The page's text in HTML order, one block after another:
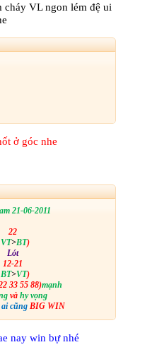
Mắn Thắng Đậm!
VL ngon lém đệ ui
ở góc nhe
21-06-2011
22
VT>BT)
Lót
12-21
BT>VT)
33 55 88)mạnh
vàhy vọng
cũng BIG WIN
nay win bự nhé